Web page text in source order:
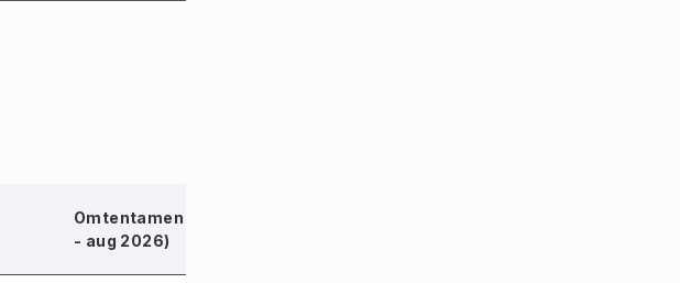
Omtentamen (okt 2025
- aug 2026)